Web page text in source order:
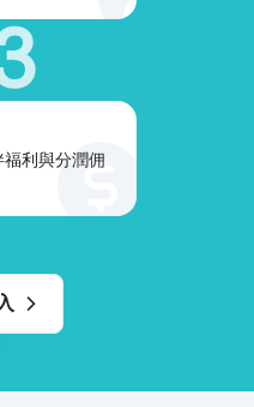
利與分潤佣